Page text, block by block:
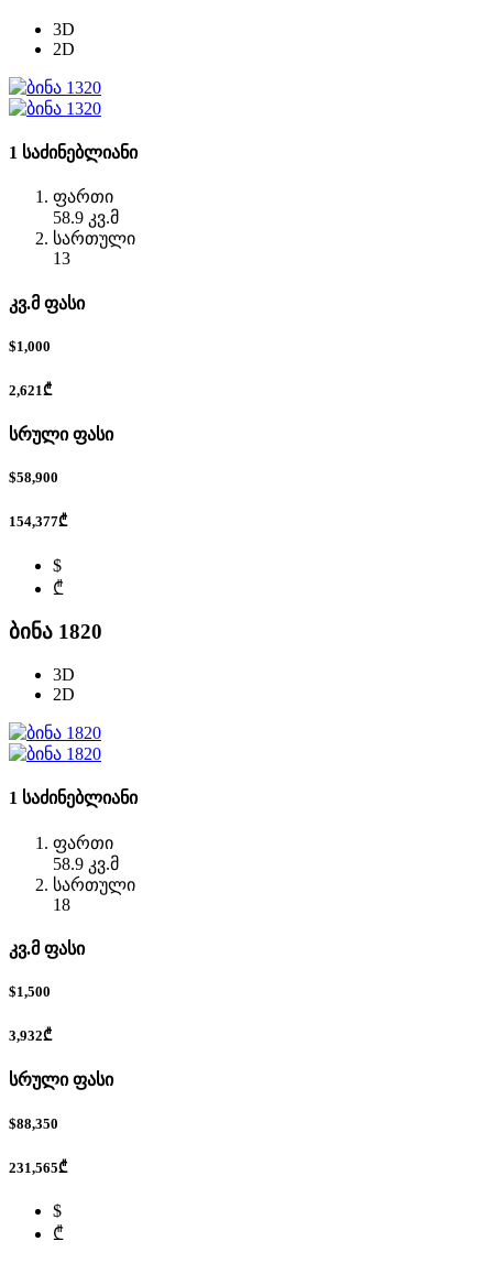
3D
2D
1 საძინებლიანი
ფართი
58.9 კვ.მ
სართული
13
კვ.მ ფასი
$1,000
2,621₾
სრული ფასი
$58,900
154,377₾
$
₾
ბინა 1820
3D
2D
1 საძინებლიანი
ფართი
58.9 კვ.მ
სართული
18
კვ.მ ფასი
$1,500
3,932₾
სრული ფასი
$88,350
231,565₾
$
₾